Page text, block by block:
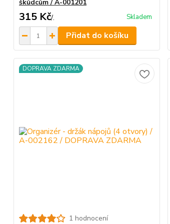
škůdcům / A-001201
315 Kč/. Skladem
Přidat do košíku
DOPRAVA ZDARMA
1 hodnocení